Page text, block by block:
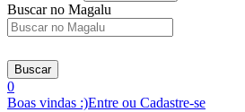
Buscar no Magalu
Buscar
0
Boas vindas :)Entre ou Cadastre-se